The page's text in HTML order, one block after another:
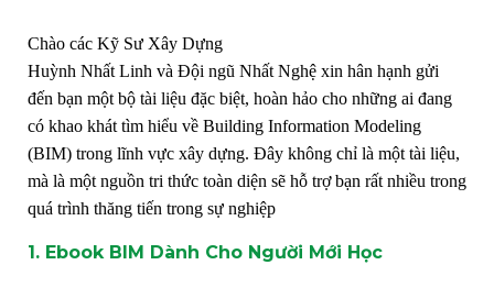
Chào các Kỹ Sư Xây Dựng
Huỳnh Nhất Linh và Đội ngũ Nhất Nghệ xin hân hạnh gửi
đến bạn một bộ tài liệu đặc biệt, hoàn hảo cho những ai đang
có khao khát tìm hiểu về Building Information Modeling
(BIM) trong lĩnh vực xây dựng. Đây không chỉ là một tài liệu,
mà là một nguồn tri thức toàn diện sẽ hỗ trợ bạn rất nhiều trong
quá trình thăng tiến trong sự nghiệp
1. Ebook BIM Dành Cho Người Mới Học